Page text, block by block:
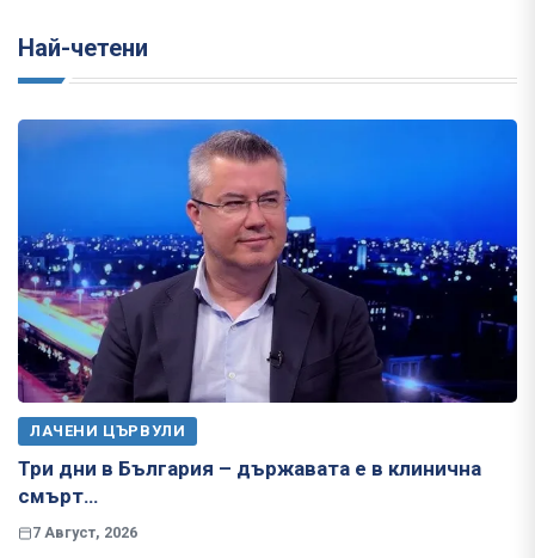
Най-четени
ЛАЧЕНИ ЦЪРВУЛИ
Три дни в България – държавата е в клинична
смърт…
7 Август, 2026